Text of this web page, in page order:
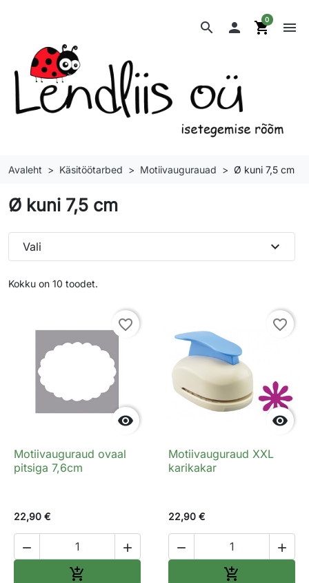
search  shopping_cart
0 menu
Avaleht Käsitöötarbed Motiivaugurauad Ø kuni 7,5 cm
Ø kuni 7,5 cm
Kokku on 10 toodet.
Vali expand_more

favorite_border
Motiivauguraud ovaal
pitsiga 7,6cm
22,90 €
 


favorite_border
Motiivauguraud XXL
karikakar
22,90 €
 
